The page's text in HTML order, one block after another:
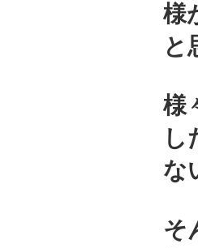
様
と
様
し
な
そ